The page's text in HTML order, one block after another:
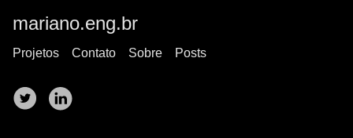
mariano.eng.br
Projetos Contato Sobre Posts